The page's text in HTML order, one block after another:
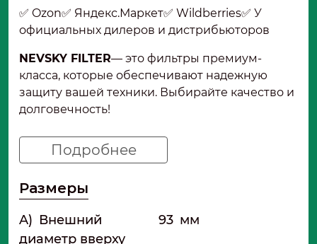
✅ Ozon✅ Яндекс.Маркет✅ Wildberries✅ У
официальных дилеров и дистрибьюторов
NEVSKY FILTER— это фильтры премиум-
класса, которые обеспечивают надежную
защиту вашей техники. Выбирайте качество и
долговечность!
Подробнее
Размеры
A) Внешний
диаметр вверху
93 мм